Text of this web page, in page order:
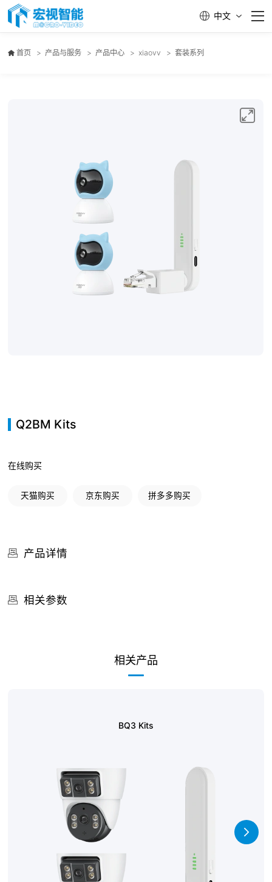
首页
中文
首页> 产品与服务> 产品中心> xiaovv > 套装系列
Q2BM Kits
在线购买
天猫购买 京东购买 拼多多购买
产品详情
相关参数
相关产品
BQ3 Kits